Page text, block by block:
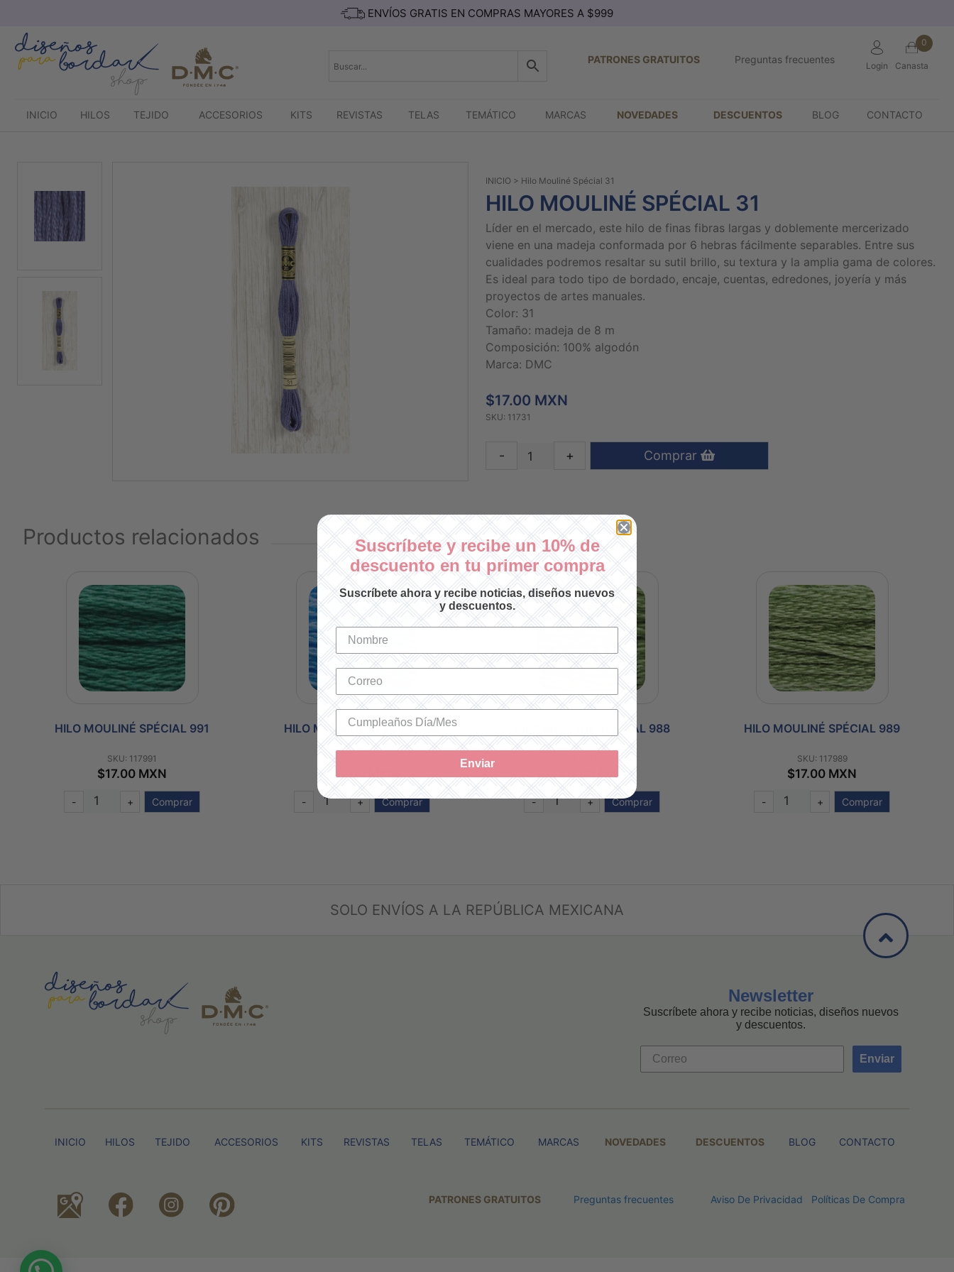
contenido
ENVÍOS GRATIS EN COMPRAS MAYORES A $999
PATRONES GRATUITOS Preguntas frecuentes
Login
0
Canasta
INICIO HILOS TEJIDO ACCESORIOS KITS REVISTAS TELAS TEMÁTICO MARCAS NOVEDADES DESCUENTOS BLOG CONTACTO
INICIO > Hilo Mouliné Spécial 31
HILO MOULINÉ SPÉCIAL 31
Líder en el mercado, este hilo de finas fibras largas y doblemente mercerizado
viene en una madeja conformada por 6 hebras fácilmente separables. Entre sus
cualidades podremos resaltar su sutil brillo, su textura y la amplia gama de colores.
Es ideal para todo tipo de bordado, encaje, cuentas, edredones, joyería y más
proyectos de artes manuales.
Color: 31
Tamaño: madeja de 8 m
Composición: 100% algodón
Marca: DMC
$17.00 MXN
SKU: 11731
- + Comprar
Productos relacionados
HILO MOULINÉ SPÉCIAL 991
SKU: 117991
$17.00 MXN
- + Comprar
HILO MOULINÉ SPÉCIAL 996
$17.00 MXN
- + Comprar
HILO MOULINÉ SPÉCIAL 988
$17.00 MXN
- + Comprar
HILO MOULINÉ SPÉCIAL 989
SKU: 117989
$17.00 MXN
- + Comprar
SOLO ENVÍOS A LA REPÚBLICA MEXICANA
Newsletter
Suscríbete ahora y recibe noticias, diseños nuevos
y descuentos.
Enviar
INICIO HILOS TEJIDO ACCESORIOS KITS REVISTAS TELAS TEMÁTICO MARCAS NOVEDADES DESCUENTOS BLOG CONTACTO
PATRONES GRATUITOS Preguntas frecuentes Aviso De Privacidad Políticas De Compra
Suscríbete y recibe un 10% de
descuento en tu primer compra
Suscríbete ahora y recibe noticias, diseños nuevos
y descuentos.
Enviar